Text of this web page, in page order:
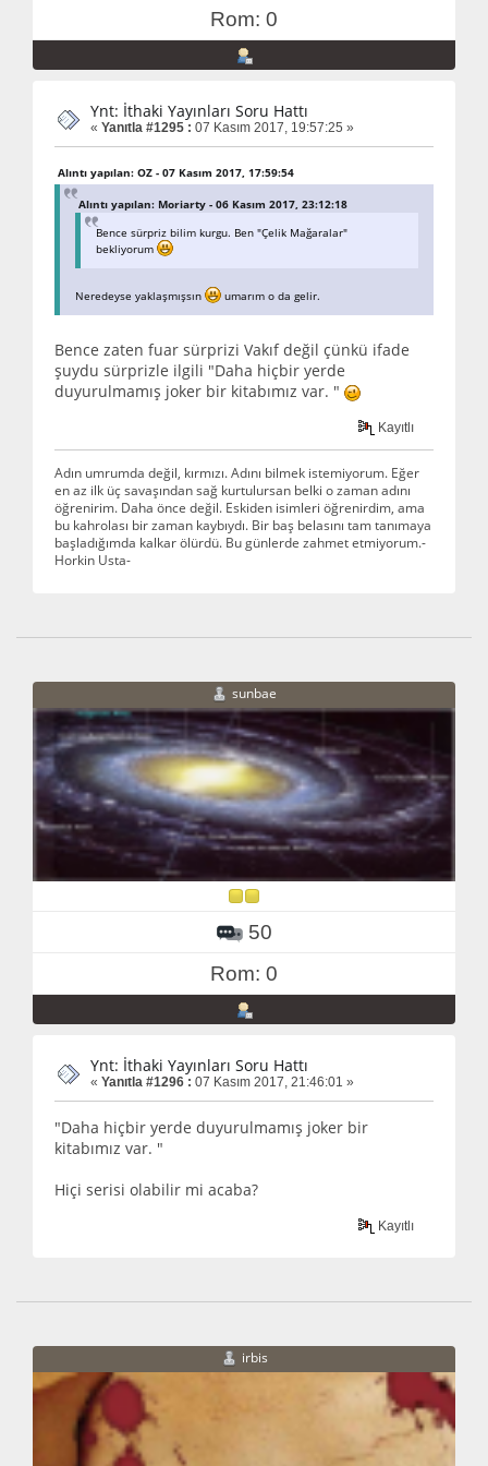
Rom: 0
Ynt: İthaki Yayınları Soru Hattı
« Yanıtla #1295 : 07 Kasım 2017, 19:57:25 »
Alıntı yapılan: OZ - 07 Kasım 2017, 17:59:54
Alıntı yapılan: Moriarty - 06 Kasım 2017, 23:12:18
Bence sürpriz bilim kurgu. Ben "Çelik Mağaralar"
bekliyorum
Neredeyse yaklaşmışsın umarım o da gelir.
Bence zaten fuar sürprizi Vakıf değil çünkü ifade
şuydu sürprizle ilgili "Daha hiçbir yerde
duyurulmamış joker bir kitabımız var. "
Kayıtlı
Adın umrumda değil, kırmızı. Adını bilmek istemiyorum. Eğer
en az ilk üç savaşından sağ kurtulursan belki o zaman adını
öğrenirim. Daha önce değil. Eskiden isimleri öğrenirdim, ama
bu kahrolası bir zaman kaybıydı. Bir baş belasını tam tanımaya
başladığımda kalkar ölürdü. Bu günlerde zahmet etmiyorum.-
Horkin Usta-
sunbae
50
Rom: 0
Ynt: İthaki Yayınları Soru Hattı
« Yanıtla #1296 : 07 Kasım 2017, 21:46:01 »
"Daha hiçbir yerde duyurulmamış joker bir
kitabımız var. "
Hiçi serisi olabilir mi acaba?
Kayıtlı
irbis